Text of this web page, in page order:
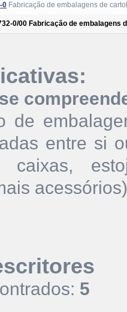
0 Fabricação de embalagens de
0/00 Fabricação de embalagens
de
entre si
caixas,
5